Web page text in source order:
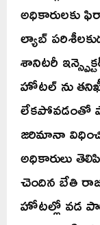
అధికారులకు
ల్యాబ్
శానిటరీ
హోటల్ ను
లేకపోవడంతో
జరిమానా
అధికారులు
చెందిన బేతి
హోటల్లో వడ